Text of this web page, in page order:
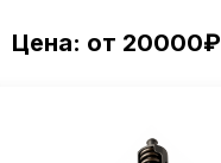
Цена: от 20000₽